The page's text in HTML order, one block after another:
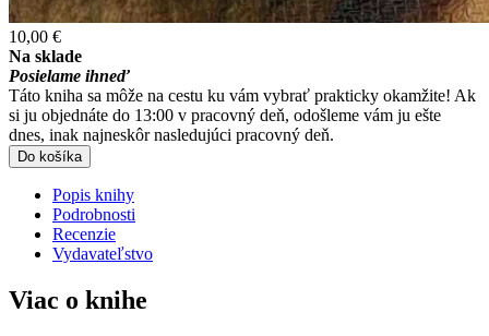
10,00 €
Na sklade
Posielame ihneď
Táto kniha sa môže na cestu ku vám vybrať prakticky okamžite! Ak
si ju objednáte do 13:00 v pracovný deň, odošleme vám ju ešte
dnes, inak najneskôr nasledujúci pracovný deň.
Do košíka
Popis knihy
Podrobnosti
Recenzie
Vydavateľstvo
Viac o knihe